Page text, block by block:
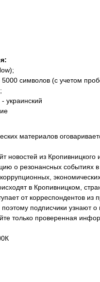
символов (с учетом
украинский
материалов
из Кропивницкого
о резонансных событиях в
в Кропивницком,
от корреспондентов из
поэтому подписчики узнают
только проверенная